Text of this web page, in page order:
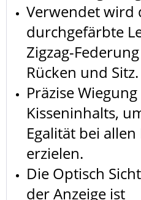
Verwendet wird
durchgefärbte
Zigzag-
Rücken und Sitz.
Präzise
Kisseninhalts,
Egalität bei allen
erzielen.
Die Optisch
der Anzeige ist